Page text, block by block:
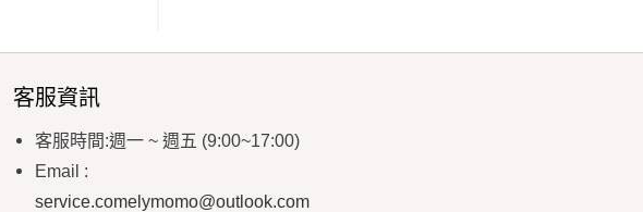
客服資訊
客服時間:週一 ~ 週五 (9:00~17:00)
Email :
service.comelymomo@outlook.com